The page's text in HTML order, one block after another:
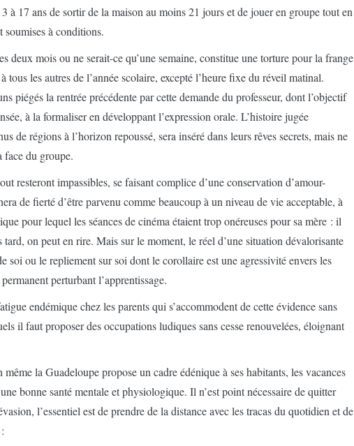
à 17 ans de sortir de la maison au moins 21 jours et de jouer en groupe tout en
soumises à conditions.
deux mois ou ne serait-ce qu’une semaine, constitue une torture pour la frange
les autres de l’année scolaire, excepté l’heure fixe du réveil matinal.
piégés la rentrée précédente par cette demande du professeur, dont l’objectif
à la formaliser en développant l’expression orale. L’histoire jugée
de régions à l’horizon repoussé, sera inséré dans leurs rêves secrets, mais ne
face du groupe.
resteront impassibles, se faisant complice d’une conservation d’amour-
de fierté d’être parvenu comme beaucoup à un niveau de vie acceptable, à
pour lequel les séances de cinéma étaient trop onéreuses pour sa mère : il
on peut en rire. Mais sur le moment, le réel d’une situation dévalorisante
soi ou le repliement sur soi dont le corollaire est une agressivité envers les
perturbant l’apprentissage.
endémique chez les parents qui s’accommodent de cette évidence sans
il faut proposer des occupations ludiques sans cesse renouvelées, éloignant
la Guadeloupe propose un cadre édénique à ses habitants, les vacances
bonne santé mentale et physiologique. Il n’est point nécessaire de quitter
l’essentiel est de prendre de la distance avec les tracas du quotidien et de